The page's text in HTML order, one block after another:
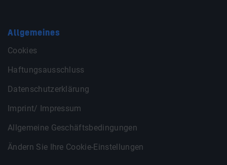
Allgemeines
Cookies
Haftungsausschluss
Datenschutzerklärung
Imprint/ Impressum
Allgemeine Geschäftsbedingungen
Ändern Sie Ihre Cookie-Einstellungen